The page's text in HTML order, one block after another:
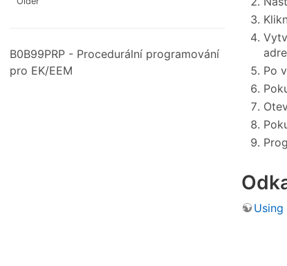
B0B99PRP - Procedurální programování
pro EK/EEM
Po